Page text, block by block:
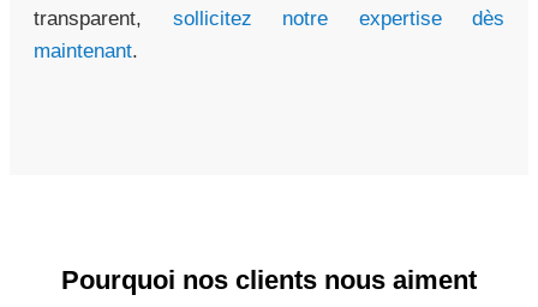
transparent, sollicitez notre expertise dès
maintenant.
Pourquoi nos clients nous aiment